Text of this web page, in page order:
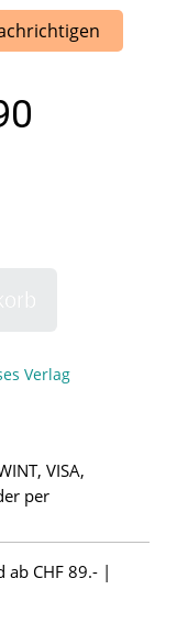
Verlag
VISA,
per
ab CHF 89.- |